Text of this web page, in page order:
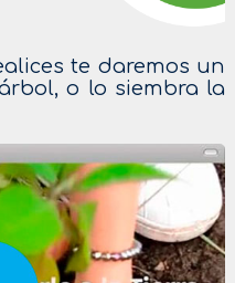
te daremos un
o lo siembra la